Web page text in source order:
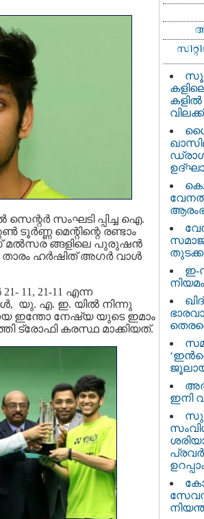
സംഘടി പ്പിച്ച ഐ.
മെന്റിന്റെ രണ്ടാം
മല്‍സര ങ്ങളിലെ പുരുഷന്‍
താരം ഹര്‍ഷിത് അഗര്‍ വാള്‍
11, 21-11 എന്ന
യു. എ. ഇ. യില്‍ നിന്നു
ഇന്തോ നേഷ്യ യുടെ ഇമാം
ട്രോഫി കരസ്ഥ മാക്കിയത്.
വിലക്ക്
ഇ-
ഇനി